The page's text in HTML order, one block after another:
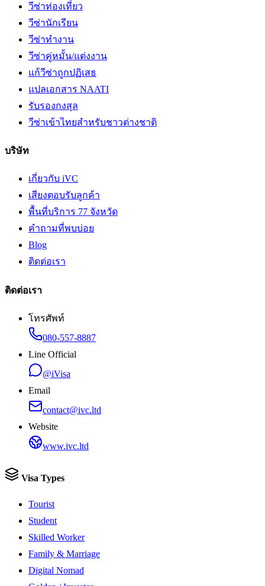
วีซ่าท่องเที่ยว
วีซ่านักเรียน
วีซ่าทำงาน
วีซ่าคู่หมั้น/แต่งงาน
แก้วีซ่าถูกปฏิเสธ
แปลเอกสาร NAATI
รับรองกงสุล
วีซ่าเข้าไทยสำหรับชาวต่างชาติ
บริษัท
เกี่ยวกับ iVC
เสียงตอบรับลูกค้า
พื้นที่บริการ 77 จังหวัด
คำถามที่พบบ่อย
Blog
ติดต่อเรา
ติดต่อเรา
โทรศัพท์
080-557-8887
Line Official
@iVisa
Email
contact@ivc.ltd
Website
www.ivc.ltd
Visa Types
Tourist
Student
Skilled Worker
Family & Marriage
Digital Nomad